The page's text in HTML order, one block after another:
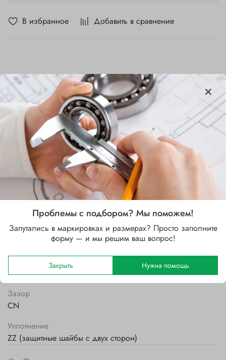
В избранное Добавить в сравнение
Характеристики
Бренд
Внутренний диаметр d, мм
17
Наружный диаметр D, мм
Ширина B, мм
Стальной
Зазор
CN
Уплотнение
ZZ (защитные шайбы с двух сторон)
Проблемы с подбором? Мы поможем!
Запутались в маркировках и размерах? Просто заполните
форму — и мы решим ваш вопрос!
Закрыть Нужна помощь